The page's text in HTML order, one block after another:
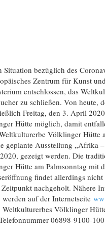
bezüglich des
Zentrum für Kunst
entschlossen, das
zu schließen. Von heute,
Freitag, den 3. April
Hütte möglich, damit
Völklinger Hütte
geplante Ausstellung „Afrika
gezeigt werden. Die
Hütte am Palmsonntag mit
findet allerdings nicht
nachgeholt. Nähere
auf der Internetseite
Weltkulturerbes Völklinger
06898-9100-